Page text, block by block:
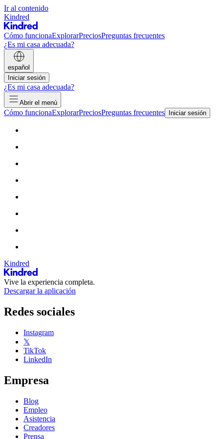
Ir al contenido
Kindred
Cómo funcionaExplorarPreciosPreguntas frecuentes
¿Es mi casa adecuada?
español
Iniciar sesión
¿Es mi casa adecuada?
Abrir el menú
Cómo funcionaExplorarPreciosPreguntas frecuentes Iniciar sesión
Kindred
Vive la experiencia completa.
Descargar la aplicación
Redes sociales
Instagram
𝕏
TikTok
LinkedIn
Empresa
Blog
Empleo
Asistencia
Creadores
Prensa